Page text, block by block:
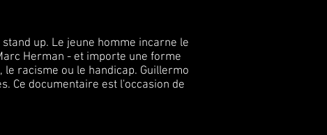
up. Le jeune homme incarne le
Herman - et importe une forme
racisme ou le handicap. Guillermo
Ce documentaire est l'occasion de